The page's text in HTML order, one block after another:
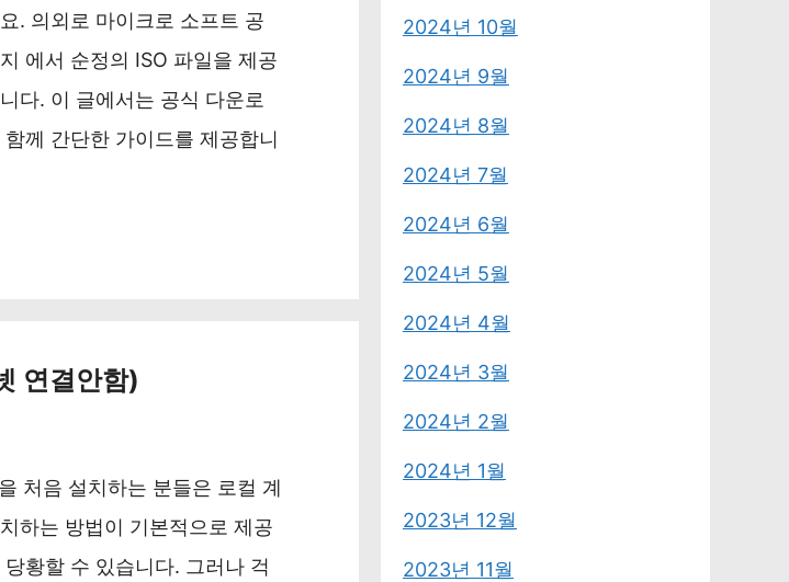
. 의외로 마이크로 소프트 공
에서 순정의 ISO 파일을 제공
다. 이 글에서는 공식 다운로
함께 간단한 가이드를 제공합니
연결안함)
처음 설치하는 분들은 로컬 계
하는 방법이 기본적으로 제공
당황할 수 있습니다. 그러나 걱
2024년 10월
2024년 9월
2024년 8월
2024년 7월
2024년 6월
2024년 5월
2024년 4월
2024년 3월
2024년 2월
2024년 1월
2023년 12월
2023년 11월